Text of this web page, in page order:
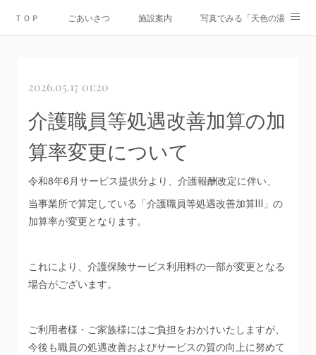
ＴＯＰ ごあいさつ 施設案内 写真でみる「天色の湯」
情報公開
2026.05.17 01:20
介護職員等処遇改善加算の加
算率変更について
令和8年6月サービス提供分より、介護報酬改定に伴い、
当事業所で算定している「介護職員等処遇改善加算Ⅲ」の
加算率が変更となります。
これにより、介護保険サービス利用料の一部が変更となる
場合がございます。
ご利用者様・ご家族様にはご負担をおかけいたしますが、
今後も職員の処遇改善およびサービスの質の向上に努めて